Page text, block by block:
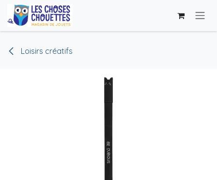
Se rendre au contenu
Loisirs créatifs